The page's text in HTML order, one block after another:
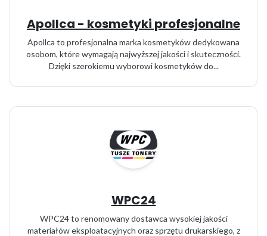
Apollca - kosmetyki profesjonalne
Apollca to profesjonalna marka kosmetyków dedykowana
osobom, które wymagają najwyższej jakości i skuteczności.
Dzięki szerokiemu wyborowi kosmetyków do...
WPC24
WPC24 to renomowany dostawca wysokiej jakości
materiałów eksploatacyjnych oraz sprzętu drukarskiego, z